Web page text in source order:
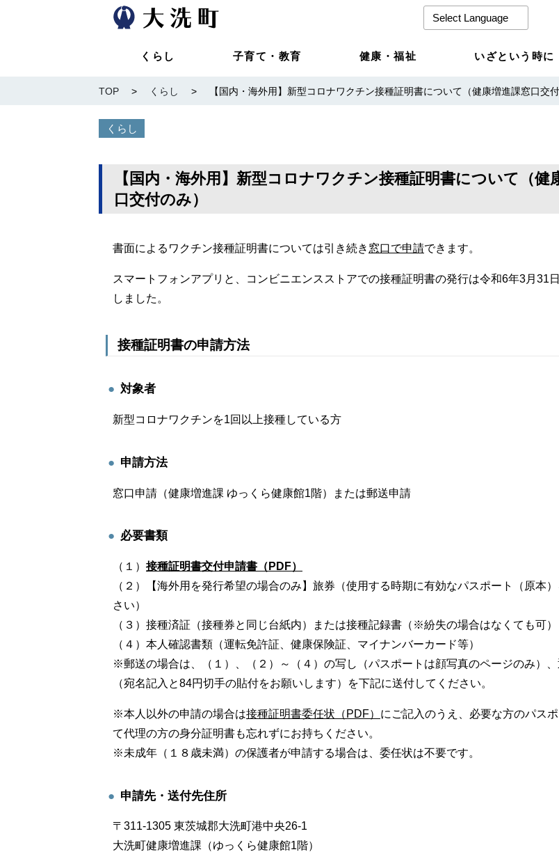
くらし 子育て・教育 健康・福祉 いざという時に
TOP > くらし > 【国内・海外用】新型コロナワクチン接種証明書について（健康増進課窓口交付
くらし
【国内・海外用】新型コロナワクチン接種証明書について（健
口交付のみ）
書面によるワクチン接種証明書については引き続き 窓口で申請できます。
スマートフォンアプリと、コンビニエンスストアでの接種証明書の発行は令和6年3月31
しました。
接種証明書の申請方法
対象者
新型コロナワクチンを1回以上接種している方
申請方法
窓口申請（健康増進課 ゆっくら健康館1階）または郵送申請
必要書類
（１） 接種証明書交付申請書（PDF）
（２）【海外用を発行希望の場合のみ】旅券（使用する時期に有効なパスポート（原本
さい）
（３）接種済証（接種券と同じ台紙内）または接種記録書（※紛失の場合はなくても可）
（４）本人確認書類（運転免許証、健康保険証、マイナンバーカード等）
※郵送の場合は、（１）、（２）～（４）の写し（パスポートは顔写真のページのみ）
（宛名記入と84円切手の貼付をお願いします）を下記に送付してください。
※本人以外の申請の場合は接種証明書委任状（PDF） にご記入のうえ、必要な方のパス
て代理の方の身分証明書も忘れずにお持ちください。
※未成年（１８歳未満）の保護者が申請する場合は、委任状は不要です。
申請先・送付先住所
〒311-1305 東茨城郡大洗町港中央26-1
大洗町健康増進課（ゆっくら健康館1階）